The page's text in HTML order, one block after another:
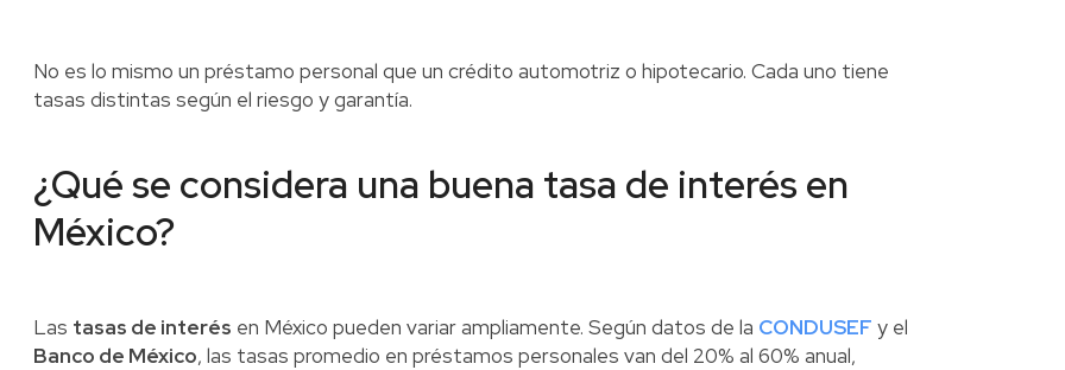
No es lo mismo un préstamo personal que un crédito automotriz o hipotecario. Cada uno tiene
tasas distintas según el riesgo y garantía.
¿Qué se considera una buena tasa de interés en
México?
Las tasas de interés en México pueden variar ampliamente. Según datos de la CONDUSEF y el
Banco de México, las tasas promedio en préstamos personales van del 20% al 60% anual,